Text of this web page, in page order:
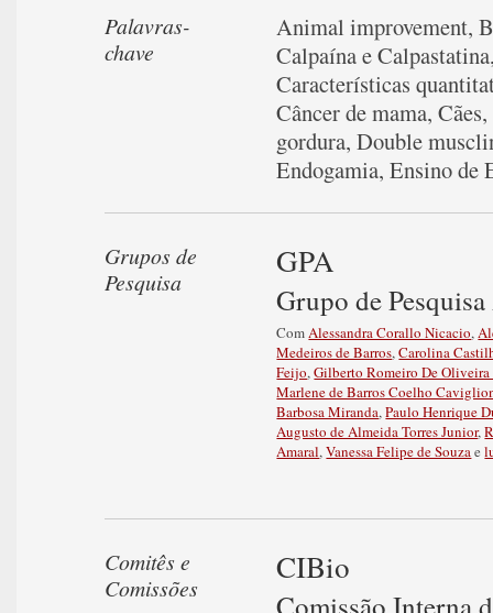
Palavras-
chave
Animal improvement,
Calpaína e Calpastatina
Características
Câncer de mama,Cães,
gordura,Double
Endogamia,Ensino de
Grupos de
Pesquisa
GPA
Grupo de
ComAlessandra Corallo Nicacio,
Medeiros de Barros,Carolina
Feijo,Gilberto Romeiro De Oliveira
Marlene de Barros Coelho
Barbosa Miranda,Paulo Henrique
Augusto de Almeida Torres Junior,
Amaral,Vanessa Felipe de Souzae
Comitês e
Comissões
CIBio